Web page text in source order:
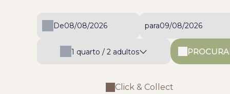
De para
1 quarto / 2 adultos
Click & Collect